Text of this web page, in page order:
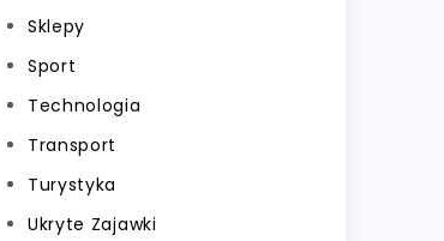
Sklepy
Sport
Technologia
Transport
Turystyka
Ukryte Zajawki